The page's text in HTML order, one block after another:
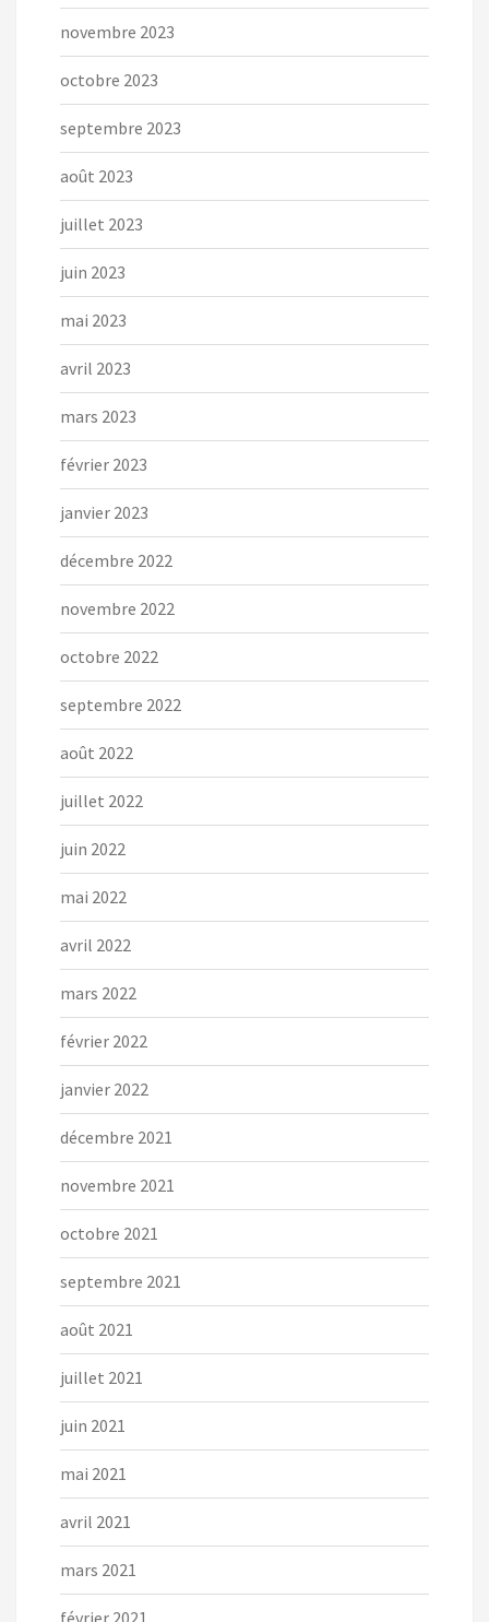
novembre 2023
octobre 2023
septembre 2023
août 2023
juillet 2023
juin 2023
mai 2023
avril 2023
mars 2023
février 2023
janvier 2023
décembre 2022
novembre 2022
octobre 2022
septembre 2022
août 2022
juillet 2022
juin 2022
mai 2022
avril 2022
mars 2022
février 2022
janvier 2022
décembre 2021
novembre 2021
octobre 2021
septembre 2021
août 2021
juillet 2021
juin 2021
mai 2021
avril 2021
mars 2021
février 2021